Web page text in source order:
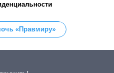
«Правмиру»